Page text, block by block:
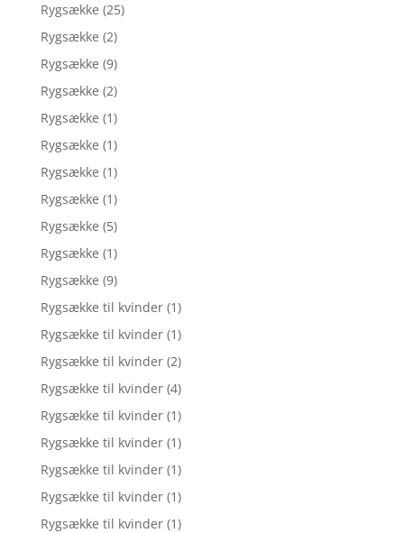
Rygsække (25)
Rygsække (2)
Rygsække (9)
Rygsække (2)
Rygsække (1)
Rygsække (1)
Rygsække (1)
Rygsække (1)
Rygsække (5)
Rygsække (1)
Rygsække (9)
Rygsække til kvinder (1)
Rygsække til kvinder (1)
Rygsække til kvinder (2)
Rygsække til kvinder (4)
Rygsække til kvinder (1)
Rygsække til kvinder (1)
Rygsække til kvinder (1)
Rygsække til kvinder (1)
Rygsække til kvinder (1)